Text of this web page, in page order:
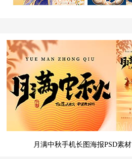
月满中秋手机长图海报PSD素材